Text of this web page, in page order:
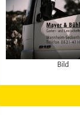
Bild